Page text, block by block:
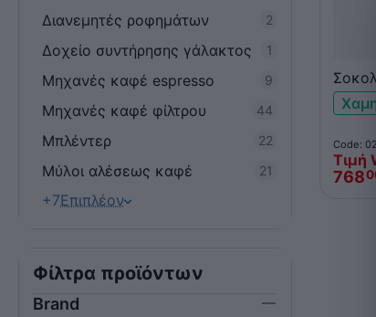
Code:
Τιμή
768
Διανεμητές ροφημάτων 2
Δοχείο συντήρησης γάλακτος 1
Μηχανές καφέ espresso 9
Μηχανές καφέ φίλτρου 44
Μπλέντερ 22
Μύλοι αλέσεως καφέ 21
+7Επιπλέον
Φίλτρα προϊόντων
Brand